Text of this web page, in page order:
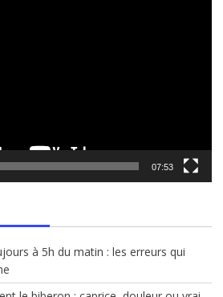
07:53
à 5h du matin : les erreurs qui